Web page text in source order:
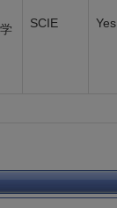
SCIE Yes